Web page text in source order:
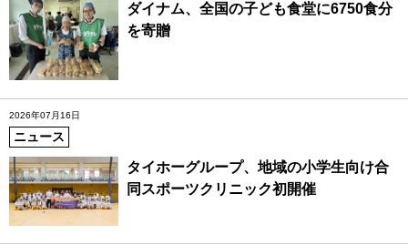
ダイナム、全国の子ども食堂に6750食分
を寄贈
2026年07月16日
ニュース
タイホーグループ、地域の小学生向け合
同スポーツクリニック初開催